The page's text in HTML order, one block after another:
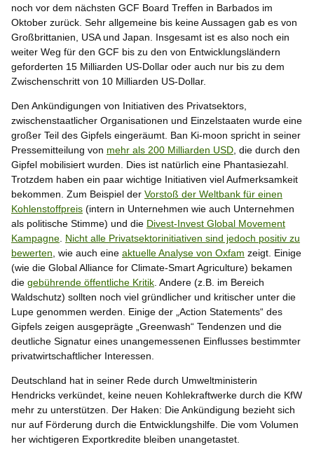
noch vor dem nächsten GCF Board Treffen in Barbados im
Oktober zurück. Sehr allgemeine bis keine Aussagen gab es von
Großbrittanien, USA und Japan. Insgesamt ist es also noch ein
weiter Weg für den GCF bis zu den von Entwicklungsländern
geforderten 15 Milliarden US-Dollar oder auch nur bis zu dem
Zwischenschritt von 10 Milliarden US-Dollar.
Den Ankündigungen von Initiativen des Privatsektors,
zwischenstaatlicher Organisationen und Einzelstaaten wurde eine
großer Teil des Gipfels eingeräumt. Ban Ki-moon spricht in seiner
Pressemitteilung von mehr als 200 Milliarden USD , die durch den
Gipfel mobilisiert wurden. Dies ist natürlich eine Phantasiezahl.
Trotzdem haben ein paar wichtige Initiativen viel Aufmerksamkeit
bekommen. Zum Beispiel der Vorstoß der Weltbank für einen
Kohlenstoffpreis (intern in Unternehmen wie auch Unternehmen
als politische Stimme) und die Divest-Invest Global Movement
Kampagne Nicht alle Privatsektorinitiativen sind jedoch positiv zu
bewerten , wie auch eine aktuelle Analyse von Oxfam zeigt. Einige
(wie die Global Alliance for Climate-Smart Agriculture) bekamen
die gebührende öffentliche Kritik . Andere (z.B. im Bereich
Waldschutz) sollten noch viel gründlicher und kritischer unter die
Lupe genommen werden. Einige der „Action Statements“ des
Gipfels zeigen ausgeprägte „Greenwash“ Tendenzen und die
deutliche Signatur eines unangemessenen Einflusses bestimmter
privatwirtschaftlicher Interessen.
Deutschland hat in seiner Rede durch Umweltministerin
Hendricks verkündet, keine neuen Kohlekraftwerke durch die KfW
mehr zu unterstützen. Der Haken: Die Ankündigung bezieht sich
nur auf Förderung durch die Entwicklungshilfe. Die vom Volumen
her wichtigeren Exportkredite bleiben unangetastet.